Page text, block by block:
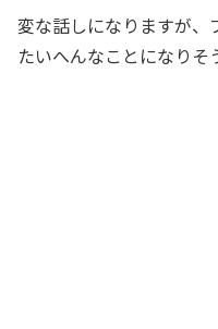
変な話しになりますが、
たいへんなことになりそ